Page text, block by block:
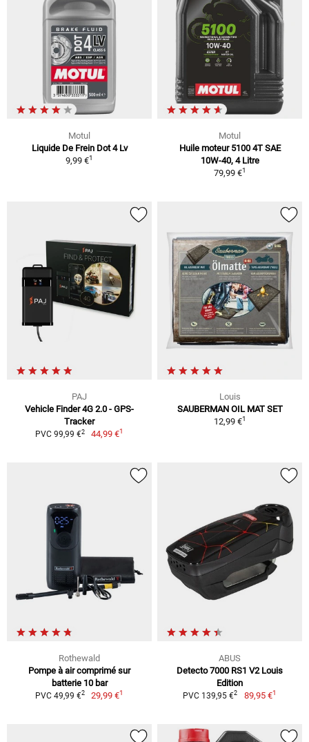
Motul
Liquide De Frein Dot 4 Lv
9,99 €1
Motul
Huile moteur 5100 4T SAE
10W-40, 4 Litre
79,99 €1
PAJ
Vehicle Finder 4G 2.0 - GPS-
Tracker
PVC 99,99 €2 44,99 €1
Louis
SAUBERMAN OIL MAT SET
12,99 €1
Rothewald
Pompe à air comprimé sur
batterie 10 bar
PVC 49,99 €2 29,99 €1
ABUS
Detecto 7000 RS1 V2 Louis
Edition
PVC 139,95 €2 89,95 €1